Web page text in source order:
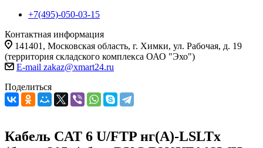
+7(495)-050-03-15
Контактная информация
141401, Московская область, г. Химки, ул. Рабочая, д. 19
(территория складского комплекса ОАО "Эхо")
E-mail zakaz@xmart24.ru
Поделиться
Кабель CAT 6 U/FTP нг(А)-LSLTx